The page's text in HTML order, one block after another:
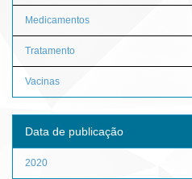
Medicamentos
Tratamento
Vacinas
Data de publicação
2020